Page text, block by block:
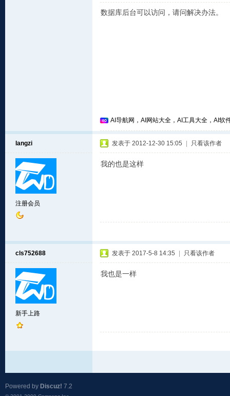
数据库后台可以访问，请问解决办法。
AI导航网，AI网站大全，AI工具大全，AI软
langzi
注册会员
发表于 2012-12-30 15:05 只看该作者
我的也是这样
cls752688
新手上路
发表于 2017-5-8 14:35 只看该作者
我也是一样
Powered by Discuz! 7.2